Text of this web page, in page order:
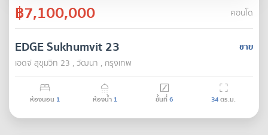
฿7,100,000 คอนโด
ขาย
EDGE Sukhumvit 23
เอดจ์ สุขุมวิท 23 , วัฒนา , กรุงเทพ
ห้องนอน 1 ห้องน้ำ 1 ชั้นที่6 34ตร.ม.